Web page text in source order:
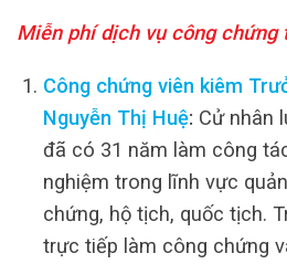
Miễn phí dịch vụ công chứng
Công chứng viên kiêm
Nguyễn Thị Huệ: Cử nhân
đã có 31 năm làm công
nghiệm trong lĩnh vực
chứng, hộ tịch, quốc tịch.
trực tiếp làm công chứng